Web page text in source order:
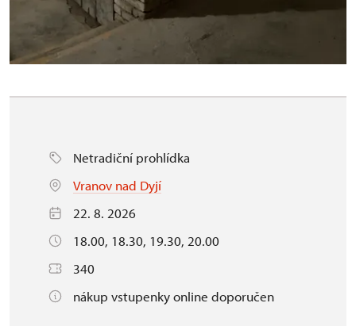
Netradiční prohlídka
Vranov nad Dyjí
22. 8. 2026
18.00, 18.30, 19.30, 20.00
340
nákup vstupenky online doporučen